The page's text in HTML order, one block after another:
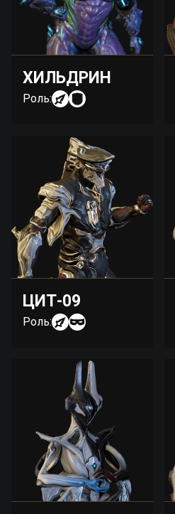
ХИЛЬДРИН
Роль:
ЦИТ-09
Роль: